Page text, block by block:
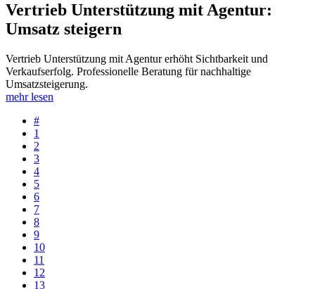
Vertrieb Unterstützung mit Agentur:
Umsatz steigern
Vertrieb Unterstützung mit Agentur erhöht Sichtbarkeit und
Verkaufserfolg. Professionelle Beratung für nachhaltige
Umsatzsteigerung.
mehr lesen
#
1
2
3
4
5
6
7
8
9
10
11
12
13